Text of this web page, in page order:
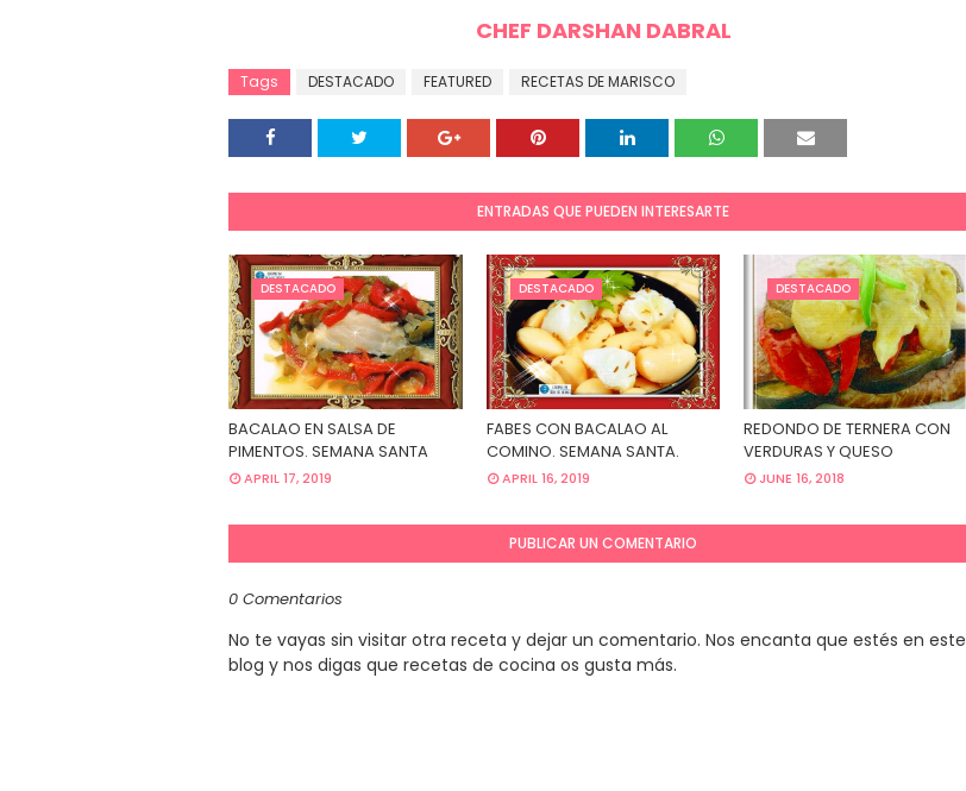
CHEF DARSHAN DABRAL
Tags DESTACADO FEATURED RECETAS DE MARISCO
ENTRADAS QUE PUEDEN INTERESARTE
DESTACADO
BACALAO EN SALSA DE
PIMENTOS. SEMANA SANTA
APRIL 17, 2019
DESTACADO
FABES CON BACALAO AL
COMINO. SEMANA SANTA.
APRIL 16, 2019
DESTACADO
REDONDO DE TERNERA CON
VERDURAS Y QUESO
JUNE 16, 2018
PUBLICAR UN COMENTARIO
0 Comentarios
No te vayas sin visitar otra receta y dejar un comentario. Nos encanta que estés en este
blog y nos digas que recetas de cocina os gusta más.